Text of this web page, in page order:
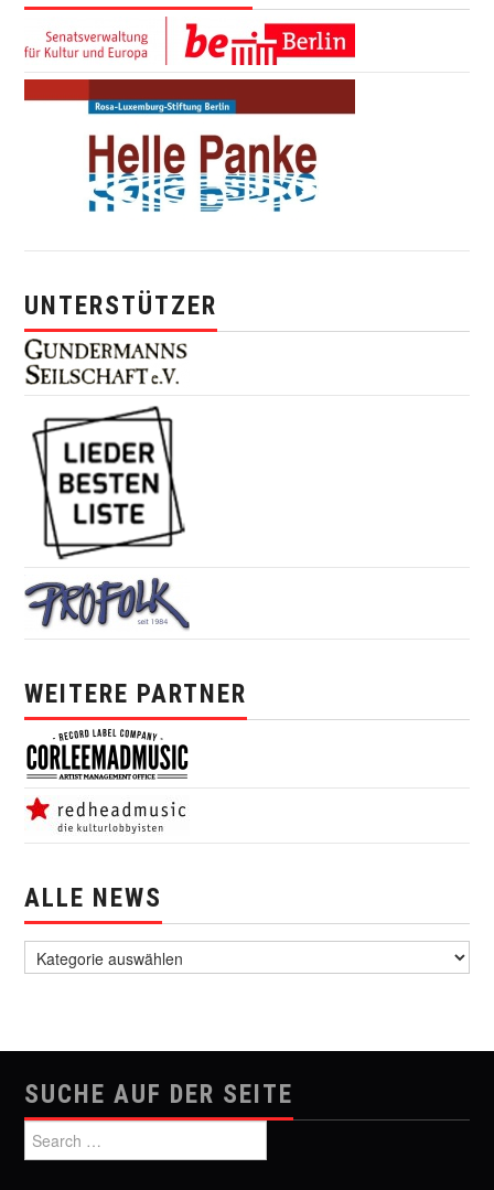
UNTERSTÜTZER
WEITERE PARTNER
ALLE NEWS
SUCHE AUF DER SEITE
Search for: